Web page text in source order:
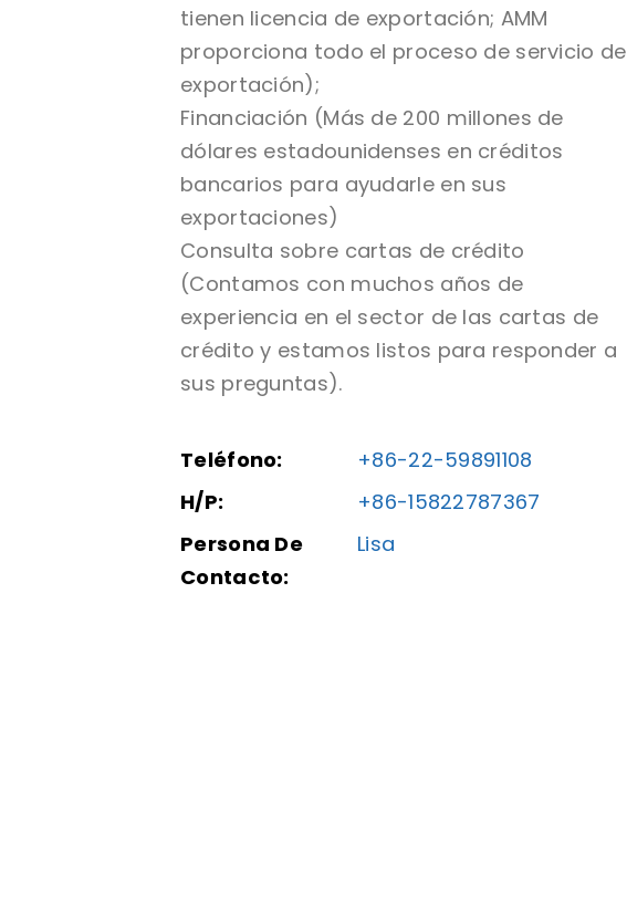
tienen licencia de exportación; AMM
proporciona todo el proceso de servicio de
exportación);
Financiación (Más de 200 millones de
dólares estadounidenses en créditos
bancarios para ayudarle en sus
exportaciones)
Consulta sobre cartas de crédito
(Contamos con muchos años de
experiencia en el sector de las cartas de
crédito y estamos listos para responder a
sus preguntas).
Teléfono:
+86-22-59891108
H/P:
+86-15822787367
Persona De
Contacto:
Lisa